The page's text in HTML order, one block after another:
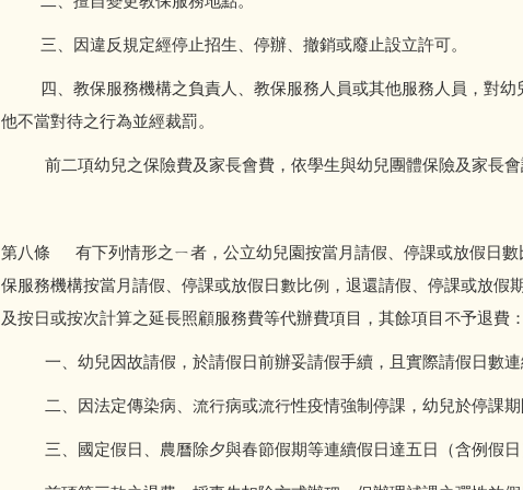
三、因違反規定經停止招生、停辦、撤銷或廢止設立許可。
四、教保服務機構之負責人、教保服務人員或其他服務人員，對幼
他不當對待之行為並經裁罰。
前二項幼兒之保險費及家長會費，依學生與幼兒團體保險及家
第八條 有下列情形之ㄧ者，公立幼兒園按當月請假、停課或放假日數
保服務機構按當月請假、停課或放假日數比例，退還請假、停課或放假
及按日或按次計算之延長照顧服務費等代辦費項目，其餘項目不予退費：
一、幼兒因故請假，於請假日前辦妥請假手續，且實際請假日數連
二、因法定傳染病、流行病或流行性疫情強制停課，幼兒於停課期
三、國定假日、農曆除夕與春節假期等連續假日達五日（含例假日